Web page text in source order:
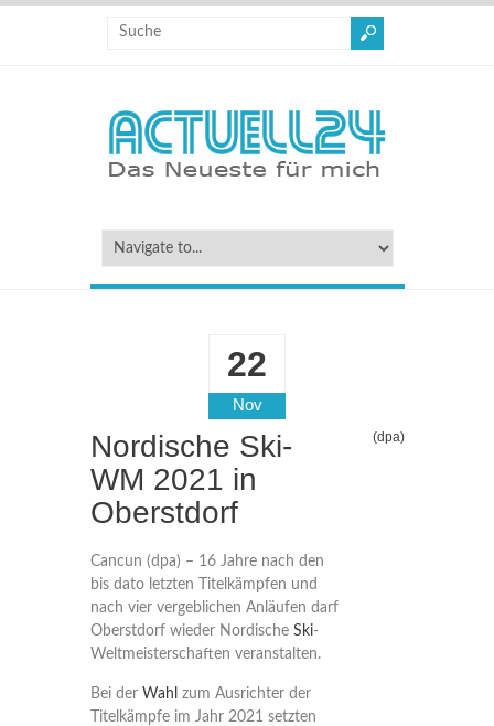
22
Nov
Nordische Ski-
WM 2021 in
Oberstdorf
(dpa)
Cancun (dpa) – 16 Jahre nach den
bis dato letzten Titelkämpfen und
nach vier vergeblichen Anläufen darf
Oberstdorf wieder Nordische Ski-
Weltmeisterschaften veranstalten.
Bei der Wahl zum Ausrichter der
Titelkämpfe im Jahr 2021 setzten